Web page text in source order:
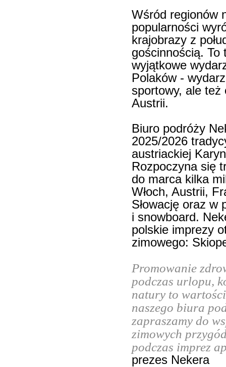
Wśród regionów
popularności
krajobrazy z
gościnnością. To
wyjątkowe
Polaków -
sportowy, ale też
Austrii.
Biuro podróży
2025/2026
austriackiej
Rozpoczyna się
do marca kilka
Włoch, Austrii,
Słowację oraz w
i snowboard.
polskie imprezy
zimowego:
Promowanie
podczas urlopu,
natury to
naszego biura
zapraszamy do
zimowych
podczas imprez
prezes Nekera